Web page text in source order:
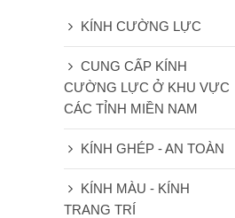
KÍNH CƯỜNG LỰC
CUNG CẤP KÍNH
CƯỜNG LỰC Ở KHU VỰC
CÁC TỈNH MIỀN NAM
KÍNH GHÉP - AN TOÀN
KÍNH MÀU - KÍNH
TRANG TRÍ